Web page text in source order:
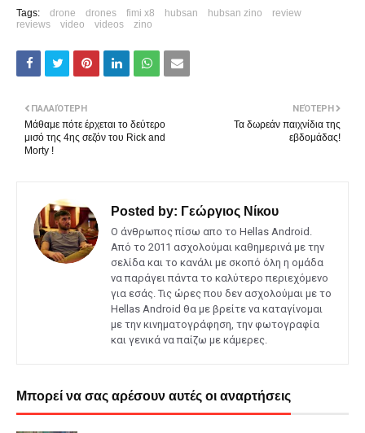
Tags: drone drones fimi x8 hubsan hubsan zino
review
reviews
video videos zino
ΝΕΌΤΕΡΗ
Τα δωρεάν παιχνίδια της
εβδομάδας!
ΠΑΛΑΙΌΤΕΡΗ
Μάθαμε πότε έρχεται το δεύτερο
μισό της 4ης σεζόν του Rick and
Morty !
Posted by: Γεώργιος Νίκου
Ο άνθρωπος πίσω απο το Hellas Android.
Από το 2011 ασχολούμαι καθημερινά με την
σελίδα και το κανάλι με σκοπό όλη η ομάδα
να παράγει πάντα το καλύτερο περιεχόμενο
για εσάς. Τις ώρες που δεν ασχολούμαι με το
Hellas Android θα με βρείτε να καταγίνομαι
με την κινηματογράφηση, την φωτογραφία
και γενικά να παίζω με κάμερες.
Μπορεί να σας αρέσουν αυτές οι αναρτήσεις